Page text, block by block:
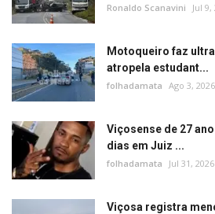
Ronaldo Scanavini Jul 9,
Motoqueiro faz
atropela estudant...
folhadamata Ago 3, 2026
Viçosense de 27
dias em Juiz ...
folhadamata Jul 31, 2026
Viçosa registra